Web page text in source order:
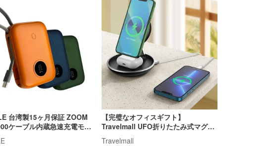
台湾製15ヶ月保証 ZOOM
ケーブル内蔵急速充電モバ
【完璧なオフィスギフト】
Travelmall UFO折りたたみ式マグネ
Travelmall